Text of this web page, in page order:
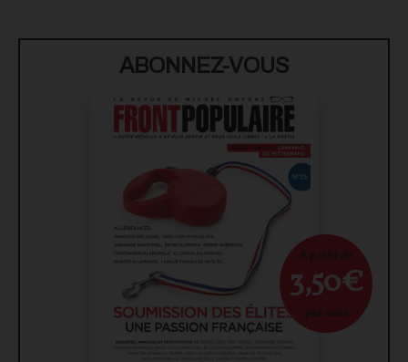
ABONNEZ-VOUS
À partir de
3,50€
par mois